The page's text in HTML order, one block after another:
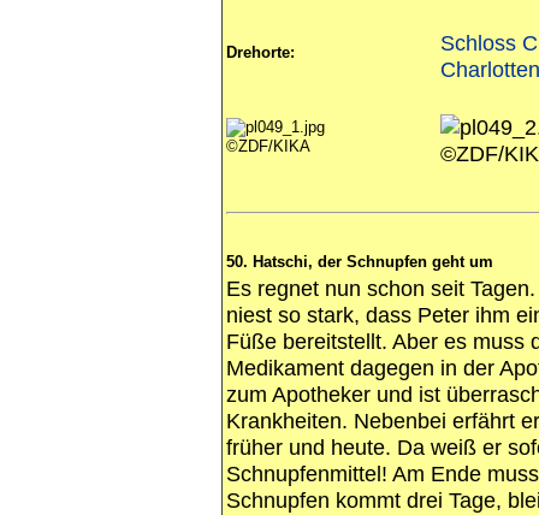
Drehorte:
Schloss
©ZDF/KIKA ©ZDF/
50. Hatschi, der Schnupfen geht um
Es regnet nun schon seit
niest so stark, dass Peter ihm
Füße bereitstellt. Aber es muss
Medikament dagegen in der
zum Apotheker und ist
Krankheiten. Nebenbei erfährt
früher und heute. Da weiß er
Schnupfenmittel! Am Ende
Schnupfen kommt drei Tage,